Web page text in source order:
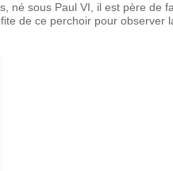
né sous Paul VI, il est père
de ce perchoir pour observer